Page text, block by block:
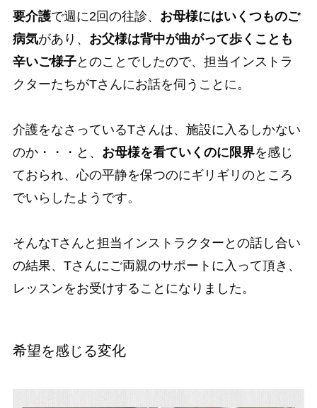
要介護で週に2回の往診、 お母様にはいくつものご
病気があり、 お父様は背中が曲がって歩くことも
辛いご様子とのことでしたので、担当インストラ
クターたちがTさんにお話を伺うことに。
介護をなさっているTさんは、施設に入るしかない
のか・・・と、 お母様を看ていくのに限界を感じ
ておられ、心の平静を保つのにギリギリのところ
でいらしたようです。
そんなTさんと担当インストラクターとの話し合い
の結果、Tさんにご両親のサポートに入って頂き、
レッスンをお受けすることになりました。
希望を感じる変化